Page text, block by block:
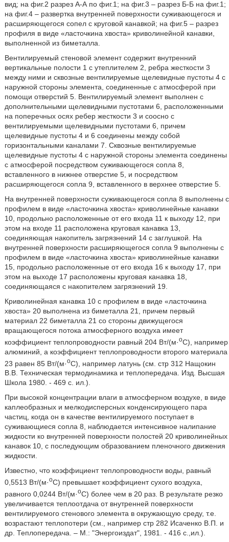
вид; на фиг.2 разрез А-А по фиг.1; на фиг.3 – разрез Б-Б на фиг.1;
на фиг.4 – развертка внутренней поверхности суживающегося и
расширяющегося сопел с круговой канавкой; на фиг.5 – разрез
профиля в виде «ласточкина хвоста» криволинейной канавки,
выполненной из биметалла.
Вентилируемый стеновой элемент содержит внутренний
вертикальные полости 1 с утеплителем 2, ребра жесткости 3
между ними и сквозные вентилируемые щелевидные пустоты 4 с
наружной стороны элемента, соединенные с атмосферой при
помощи отверстий 5. Вентилируемый элемент выполнен с
дополнительными щелевидными пустотами 6, расположенными
на поперечных осях ребер жесткости 3 и соосно с
вентилируемыми щелевидными пустотами 6, причем
щелевидные пустоты 4 и 6 соединены между собой
горизонтальными каналами 7. Сквозные вентилируемые
щелевидные пустоты 4 с наружной стороны элемента соединены
с атмосферой посредством суживающегося сопла 8,
вставленного в нижнее отверстие 5, и посредством
расширяющегося сопла 9, вставленного в верхнее отверстие 5.
На внутренней поверхности суживающегося сопла 8 выполнены с
профилем в виде «ласточкина хвоста» криволинейные канавки
10, продольно расположенные от его входа 11 к выходу 12, при
этом на входе 11 расположена круговая канавка 13,
соединяющая накопитель загрязнений 14 с заглушкой. На
внутренней поверхности расширяющегося сопла 9 выполнены с
профилем в виде «ласточкина хвоста» криволинейные канавки
15, продольно расположенные от его входа 16 к выходу 17, при
этом на выходе 17 расположены круговая канавка 18,
соединяющаяся с накопителем загрязнений 19.
Криволинейная канавка 10 с профилем в виде «ласточкина
хвоста» 20 выполнена из биметалла 21, причем первый
материал 22 биметалла 21 со стороны движущегося
вращающегося потока атмосферного воздуха имеет
коэффициент теплопроводности равный 204 Вт/(м·оС), например
алюминий, а коэффициент теплопроводности второго материала
23 равен 85 Вт/(м·оС), например латунь (см. стр 312 Нащокин
В.В. Техническая термодинамика и теплопередача. Изд. Высшая
Школа 1980. - 469 с. ил.).
При высокой концентрации влаги в атмосферном воздухе, в виде
каплеобразных и мелкодисперсных конденсирующего пара
частиц, когда он в качестве вентилируемого поступает в
суживающиеся сопла 8, наблюдается интенсивное налипание
жидкости ко внутренней поверхности полостей 20 криволинейных
канавок 10, с последующим образованием пленочного движения
жидкости.
Известно, что коэффициент теплопроводности воды, равный
0,5513 Вт/(м·оС) превышает коэффициент сухого воздуха,
равного 0,0244 Вт/(м·оС) более чем в 20 раз. В результате резко
увеличивается теплоотдача от внутренней поверхности
вентилируемого стенового элемента в окружающую среду, т.е.
возрастают теплопотери (см., например стр 282 Исаченко В.П. и
др. Теплопередача. – М.: "Энергоиздат", 1981. - 416 с.,ил.).